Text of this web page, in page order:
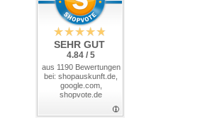
SEHR GUT
4.84 / 5
aus 1190 Bewertungen
bei: shopauskunft.de,
google.com,
shopvote.de